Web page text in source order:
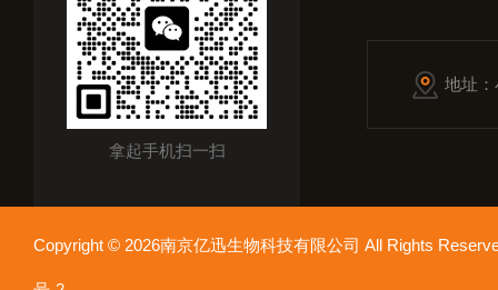
拿起手机扫一扫
地址
Copyright © 2026南京亿迅生物科技有限公司 All Rights